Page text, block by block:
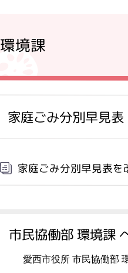
環境課
家庭ごみ分別早見表
家庭ごみ分別早見表を
市民協働部 環境課
愛西市役所 市民協働部